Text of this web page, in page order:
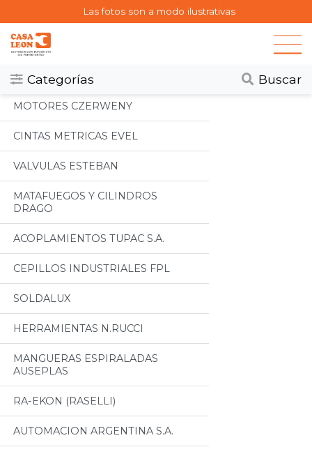
Las fotos son a modo ilustrativas
Categorías Buscar
Categorias
Todos
MOTORES CZERWENY
CINTAS METRICAS EVEL
VALVULAS ESTEBAN
MATAFUEGOS Y CILINDROS
DRAGO
ACOPLAMIENTOS TUPAC S.A.
CEPILLOS INDUSTRIALES FPL
SOLDALUX
HERRAMIENTAS N.RUCCI
MANGUERAS ESPIRALADAS
AUSEPLAS
RA-EKON (RASELLI)
AUTOMACION ARGENTINA S.A.